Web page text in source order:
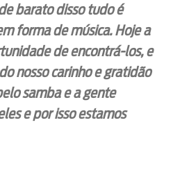
barato disso tudo é
forma de música. Hoje a
de encontrá-los, e
nosso carinho e gratidão
samba e a gente
e por isso estamos